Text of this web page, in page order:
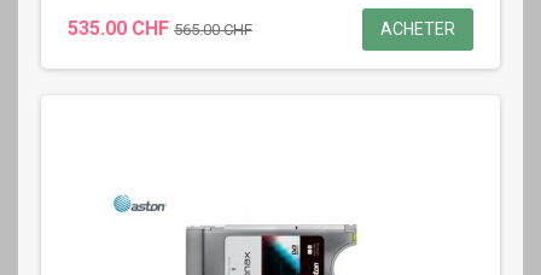
535.00 CHF 565.00 CHF ACHETER